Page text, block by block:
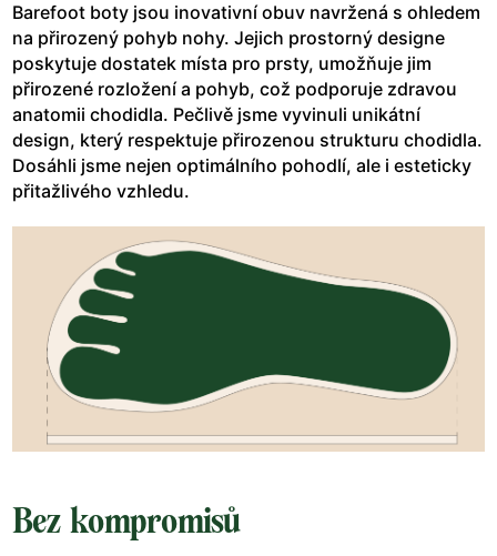
Barefoot boty jsou inovativní obuv navržená s ohledem
na přirozený pohyb nohy. Jejich prostorný designe
poskytuje dostatek místa pro prsty, umožňuje jim
přirozené rozložení a pohyb, což podporuje zdravou
anatomii chodidla. Pečlivě jsme vyvinuli unikátní
design, který respektuje přirozenou strukturu chodidla.
Dosáhli jsme nejen optimálního pohodlí, ale i esteticky
přitažlivého vzhledu.
Bez kompromisů